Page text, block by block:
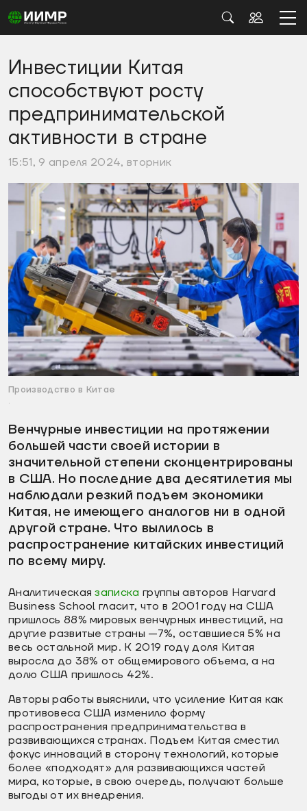
Инвестиции Китая
способствуют росту
предпринимательской
активности в стране
15:51, 9 апреля 2024, вторник
Производство в Китае
.
Венчурные инвестиции на протяжении
большей части своей истории в
значительной степени сконцентрированы
в США. Но последние два десятилетия мы
наблюдали резкий подъем экономики
Китая, не имеющего аналогов ни в одной
другой стране. Что вылилось в
распространение китайских инвестиций
по всему миру.
Аналитическаязаписка группы авторов Harvard
Business School гласит, что в 2001 году на США
пришлось 88% мировых венчурных инвестиций, на
другие развитые страны —7%, оставшиеся 5% на
весь остальной мир. К 2019 году доля Китая
выросла до 38% от общемирового объема, а на
долю США пришлось 42%.
Авторы работы выяснили, что усиление Китая как
противовеса США изменило форму
распространения предпринимательства в
развивающихся странах. Подъем Китая сместил
фокус инноваций в сторону технологий, которые
более «подходят» для развивающихся частей
мира, которые, в свою очередь, получают больше
выгоды от их внедрения.